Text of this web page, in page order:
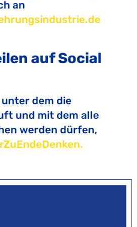
an
auf Social
dem die
und mit dem alle
werden dürfen,